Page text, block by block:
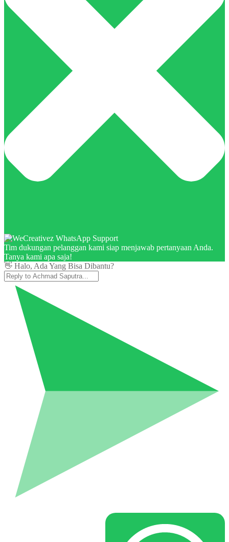
Tim dukungan pelanggan kami siap menjawab pertanyaan Anda.
Tanya kami apa saja!
👋 Halo, Ada Yang Bisa Dibantu?